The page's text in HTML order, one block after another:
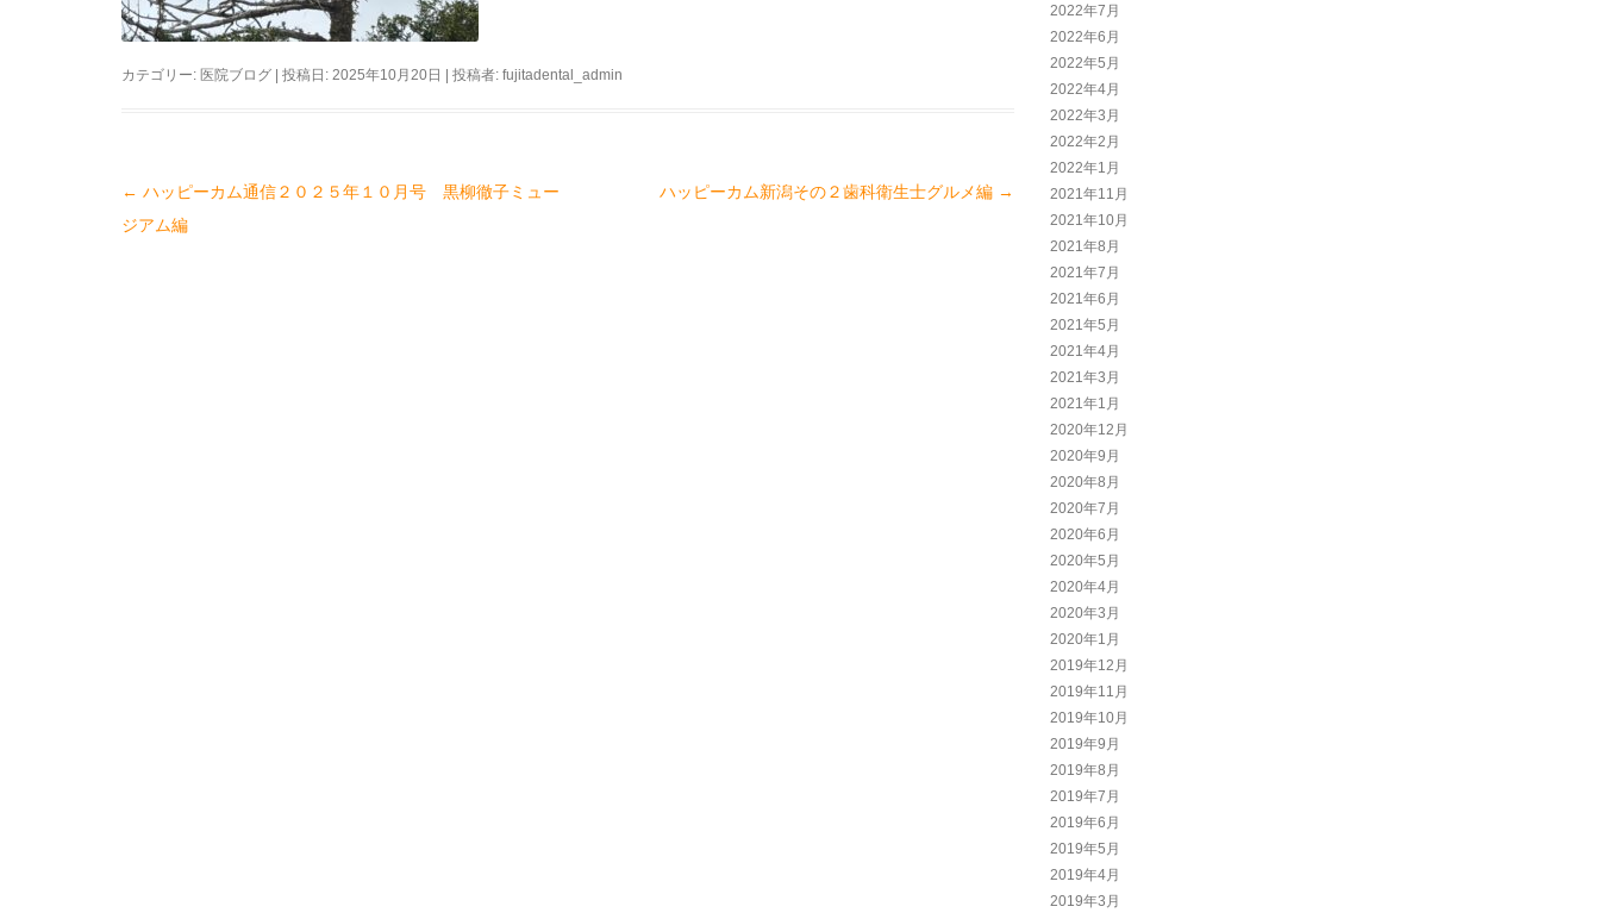
カテゴリー: 医院ブログ | 投稿日: 2025年10月20日 投稿者: fujitadental_admin
投
稿
← ハッピーカム通信２０２５年１０月号 黒柳徹子ミュー
ジアム編
ハッピーカム新潟その２歯科衛生士グルメ編 →
2022年7月
2022年6月
2022年5月
2022年4月
2022年3月
2022年2月
2022年1月
2021年11月
2021年10月
2021年8月
2021年7月
2021年6月
2021年5月
2021年4月
2021年3月
2021年1月
2020年12月
2020年9月
2020年8月
2020年7月
2020年6月
2020年5月
2020年4月
2020年3月
2020年1月
2019年12月
2019年11月
2019年10月
2019年9月
2019年8月
2019年7月
2019年6月
2019年5月
2019年4月
2019年3月